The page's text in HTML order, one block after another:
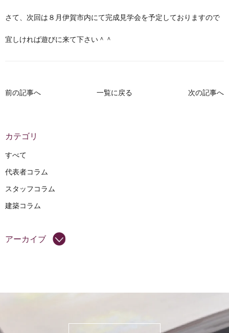
さて、次回は８月伊賀市内にて完成見学会を予定しておりますので
宜しければ遊びに来て下さい＾＾
前の記事へ 一覧に戻る 次の記事へ
カテゴリ
すべて
代表者コラム
スタッフコラム
建築コラム
アーカイブ